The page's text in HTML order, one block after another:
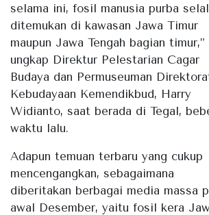
selama ini, fosil manusia purba
ditemukan di kawasan Jawa Timur
maupun Jawa Tengah bagian timur,”
ungkap Direktur Pelestarian Cagar
Budaya dan Permuseuman
Kebudayaan Kemendikbud, Harry
Widianto, saat berada di Tegal,
waktu lalu.
Adapun temuan terbaru yang cukup
mencengangkan, sebagaimana
diberitakan berbagai media massa
awal Desember, yaitu fosil kera